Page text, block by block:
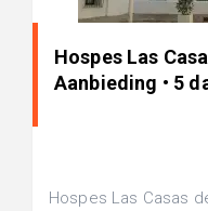
Hospes Las
Aanbieding • 5
Hospes Las Casas